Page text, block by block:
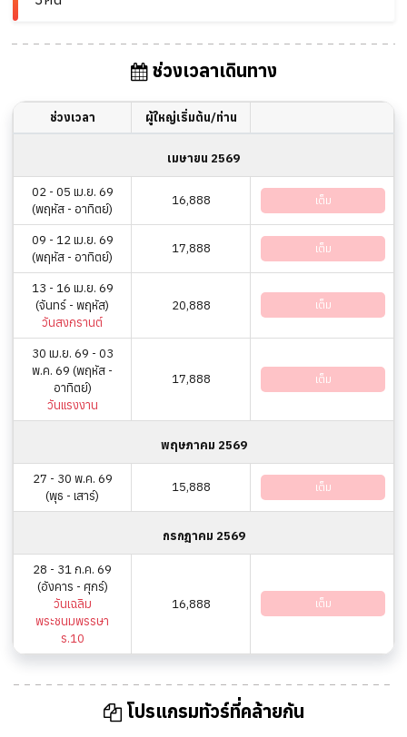
ช่วงเวลาเดินทาง
ช่วงเวลา ผู้ใหญ่เริ่มต้น/ท่าน
เมษายน 2569
02 - 05 เม.ย. 69
(พฤหัส - อาทิตย์)
16,888 เต็ม
09 - 12 เม.ย. 69
(พฤหัส - อาทิตย์)
17,888 เต็ม
13 - 16 เม.ย. 69
(จันทร์ - พฤหัส)
วันสงกรานต์
20,888 เต็ม
30 เม.ย. 69 - 03
พ.ค. 69 (พฤหัส -
อาทิตย์)
วันแรงงาน
17,888 เต็ม
พฤษภาคม 2569
27 - 30 พ.ค. 69
(พุธ - เสาร์)
15,888 เต็ม
กรกฎาคม 2569
28 - 31 ก.ค. 69
(อังคาร - ศุกร์)
วันเฉลิม
พระชนมพรรษา
ร.10
16,888 เต็ม
โปรแกรมทัวร์ที่คล้ายกัน